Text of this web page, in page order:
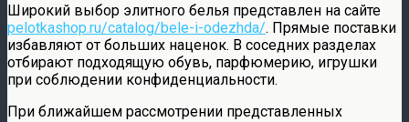
Широкий выбор элитного белья представлен на сайте
pelotkashop.ru/catalog/bele-i-odezhda/. Прямые поставки
избавляют от больших наценок. В соседних разделах
отбирают подходящую обувь, парфюмерию, игрушки
при соблюдении конфиденциальности.
При ближайшем рассмотрении представленных